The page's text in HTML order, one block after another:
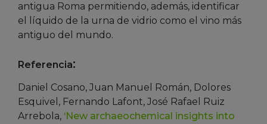
antigua Roma permitiendo, además, identificar
el líquido de la urna de vidrio como el vino más
antiguo del mundo.
Referencia:
Daniel Cosano, Juan Manuel Román, Dolores
Esquivel, Fernando Lafont, José Rafael Ruiz
Arrebola, ‘New archaeochemical insights into